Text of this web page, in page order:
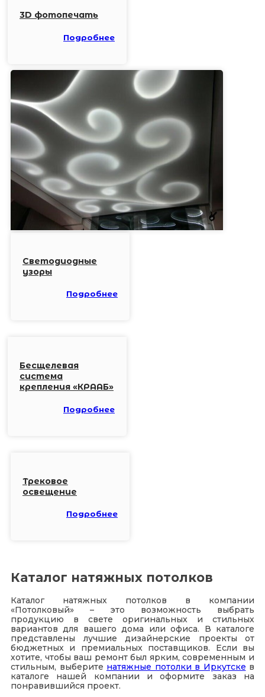
3D фотопечать
Подробнее
Светодиодные
узоры
Подробнее
Бесщелевая
система
крепления «КРААБ»
Подробнее
Трековое
освещение
Подробнее
Каталог натяжных потолков
Каталог натяжных потолков в компании
«Потолковый» – это возможность выбрать
продукцию в свете оригинальных и стильных
вариантов для вашего дома или офиса. В каталоге
представлены лучшие дизайнерские проекты от
бюджетных и премиальных поставщиков. Если вы
хотите, чтобы ваш ремонт был ярким, современным и
стильным, выберите натяжные потолки в Иркутске в
каталоге нашей компании и оформите заказ на
понравившийся проект.